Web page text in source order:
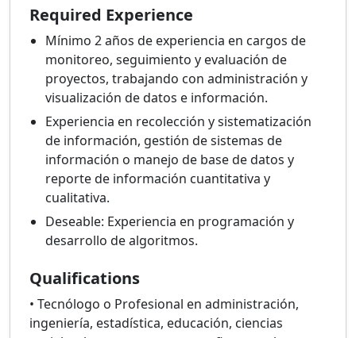
Required Experience
Mínimo 2 años de experiencia en cargos de
monitoreo, seguimiento y evaluación de
proyectos, trabajando con administración y
visualización de datos e información.
Experiencia en recolección y sistematización
de información, gestión de sistemas de
información o manejo de base de datos y
reporte de información cuantitativa y
cualitativa.
Deseable: Experiencia en programación y
desarrollo de algoritmos.
Qualifications
• Tecnólogo o Profesional en administración,
ingeniería, estadística, educación, ciencias